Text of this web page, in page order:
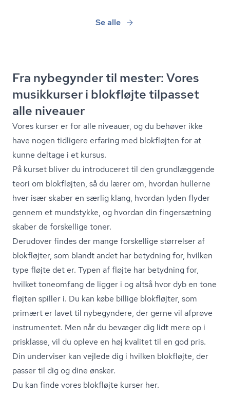
Se alle
Fra nybegynder til mester: Vores
musikkurser i blokfløjte tilpasset
alle niveauer
Vores kurser er for alle niveauer, og du behøver ikke
have nogen tidligere erfaring med blokfløjten for at
kunne deltage i et kursus.
På kurset bliver du introduceret til den grundlæggende
teori om blokfløjten, så du lærer om, hvordan hullerne
hver især skaber en særlig klang, hvordan lyden flyder
gennem et mundstykke, og hvordan din fingersætning
skaber de forskellige toner.
Derudover findes der mange forskellige størrelser af
blokfløjter, som blandt andet har betydning for, hvilken
type fløjte det er. Typen af fløjte har betydning for,
hvilket toneomfang de ligger i og altså hvor dyb en tone
fløjten spiller i. Du kan købe billige blokfløjter, som
primært er lavet til nybegyndere, der gerne vil afprøve
instrumentet. Men når du bevæger dig lidt mere op i
prisklasse, vil du opleve en høj kvalitet til en god pris.
Din underviser kan vejlede dig i hvilken blokfløjte, der
passer til dig og dine ønsker.
Du kan finde vores blokfløjte kurser her.